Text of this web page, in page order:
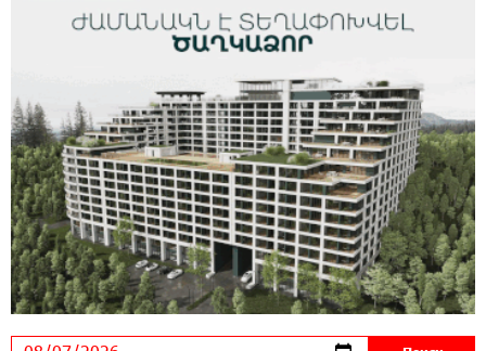
Если Израиль использует тему Геноцида
армян против Эрдогана, то что для него
значит сам Геноцид?
17:16:14 30-07-2026
ВТБ (Армения): вклад «Стабильный» — до
10% годовых и оформление в мобильном
приложении
17:03:49 30-07-2026
Платформа Rate.Trading на Seaside Startup